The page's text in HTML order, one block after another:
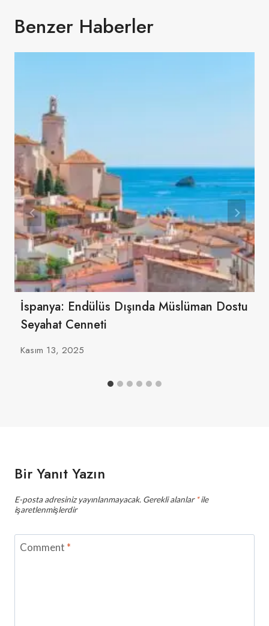
Benzer Haberler
İspanya: Endülüs Dışında Müslüman Dostu
Seyahat Cenneti
Kasım 13, 2025
Bir Yanıt Yazın
E-posta adresiniz yayınlanmayacak. Gerekli alanlar*ile
işaretlenmişlerdir
Comment *